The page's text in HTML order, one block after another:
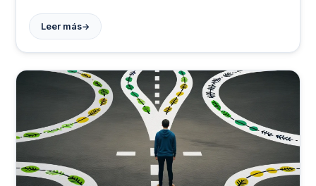
Leer más→